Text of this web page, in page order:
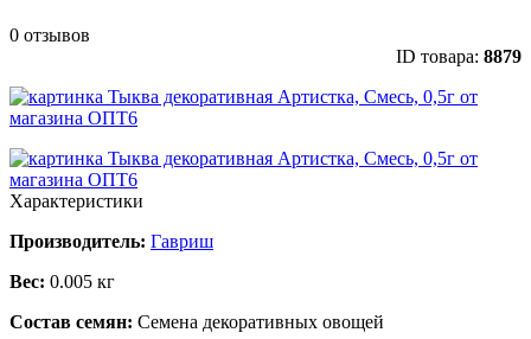
0 отзывов
ID товара: 8879
Характеристики
Производитель: Гавриш
Вес: 0.005 кг
Состав семян: Семена декоративных овощей